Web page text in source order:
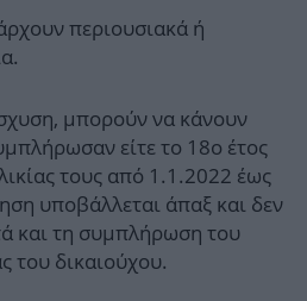
περιουσιακά ή
μπορούν να κάνουν
είτε το 18ο έτος
τους από 1.1.2022 έως
υποβάλλεται άπαξ και δεν
και τη συμπλήρωση του
του δικαιούχου.